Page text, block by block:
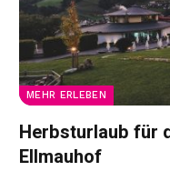
MEHR ERLEBEN
Herbsturlaub für
Ellmauhof